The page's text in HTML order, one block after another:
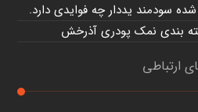
سودمند یددار چه فوایدی دارد.
بندی نمک پودری آذرخش
ارتباطی